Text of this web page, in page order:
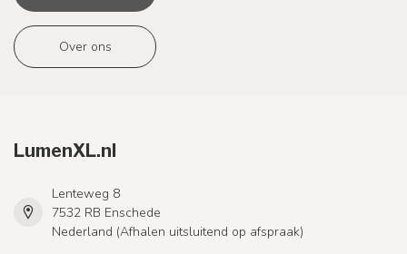
Over ons
LumenXL.nl
Lenteweg 8
7532 RB Enschede
Nederland (Afhalen uitsluitend op afspraak)